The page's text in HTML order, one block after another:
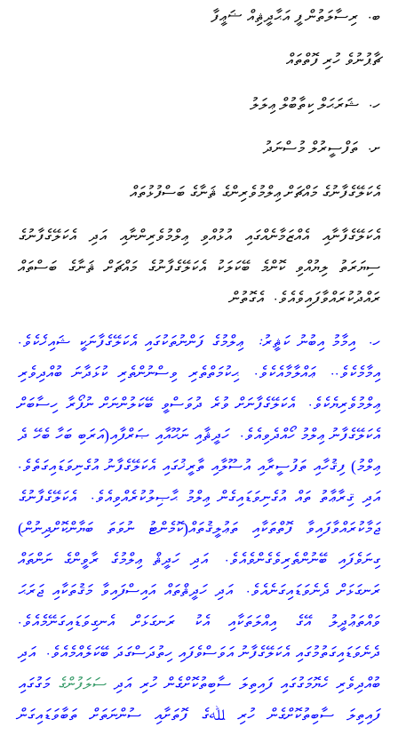
ބ. ރިސާލަތުން ފީ އަޙާދީޘިއް ޟަޢީފާ
ޗާޕުނުވެ ހުރި ފޮތްތައް
ހ. ޝަރަޙަލް ކިތާބުލް ޢިލަލު
ށ. ތަފްސީރުލް މުސްނަދު
އެކަލޭގެފާނުގެ މައްޗަށް ޢިލްމުވެރިންގެ ޘަނާގެ ބަސްފުޅުތައް
އެކަލޭގެފާނާއި އެއްޒަމާނެއްގައި އުޅުއްވި ޢިލްމުވެރިންނާއި އަދި އެކަލޭގެފާނުގެ
ސިޔަރަތު ލިޔުއްވި ކޮންމެ ބޭކަލަކު އެކަލޭގެފާނުގެ މައްޗަށް ޘަނާގެ ބަސްތައް
ރައްދުކުރައްވާފައިވެއެވެ. އެގޮތުން
ހ.އިމާމު އިބުނު ކަޘީރު:ޢިލްމުގެ ފަންނުތަކުގައި އެކަލޭގެފާނަކީ ޝައިޚެކެވެ.
އިމާމެކެވެ..ޢައްލާމާއެކެވެ.ޙިކުމަތްތެރި ވިސްނުންތެރި ކުޅަދާނަ ބުއްދިވެރި
ޢިލްމުވެރިޔެކެވެ.
އެކަލޭގެފާނަށް ވުރެ ދުވަސްވީ ބޭކަލުންނަށް ނުފޯރާ ހިސާބަށް
އެކަލޭގެފާނު ޢިލްމު ހޯއްދެވިއެވެ.ހަދީޘާއި ނަޙޫއާއި ޞަރްފާއި(އަރަބި ބަހާ ބެހޭ ދެ
ޢިލްމު) ފިޤުހާއި ތަފުސީރާއި އުސޫލާއި ތާރީޚުގައި އެކަލޭގެފާނު އުގެނިވަޑައިގަތެވެ.
އަދި ޤިރާޢާތު ތައް އުގެނިވަޑައިގެން ޢިލްމު ޙާޞިލުކުރެއްވިއެވެ.
އެކަލޭގެފާނުގެ
ޖަމާކުރައްވާފައިވާ ފޮތްތަކާއި ތަޢުލީޤުތައް(ކޮމެންޓު ނުވަތަ ބަޔާންކޮށްދިނުން)
ގިނަވެފައި ބޭނުންތެރިވެގެންވެއެވެ.އަދި ހަދީޘް ޢިލްމުގެ ރާވީންގެ ނަންތައް
ރަނގަޅަށް ދެނެވަޑައިގަނެއެވެ.އަދި ހަދީޘްތައް އައިސްފައިވާ މަޤުތަކާއި ޖަރަޙަ
ވައްތަޢުދީލު އޭގެ އިއްލަތަކާއި އެކު ރަނގަޅަށް އެނގިވަޑައިގަނޭމެއެވެ.
ދެނެވަޑައިގަތުމުގައި އެކަލޭގެފާނު އަވަސްވެފައި ހިތުދަސްގަދަ ބޭކަލެއްމެއެވެ.އަދި
ބުއްދިވެރި ހެޔޮމަގުގައި ފައިތިލަ ސާބިތުކޮށްގެން ހުރި އަދިސަލަފުންގެ މަގުގައި
ފައިތިލަ ސާބިތުކޮށްގެން ހުރި ﷲގެ ފޮތަށާއި ސުންނަތަށް ތަބާވަޑައިގަން